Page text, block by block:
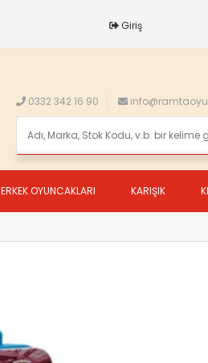
Giriş
0332 342 16 90
ERKEK OYUNCAKLARI KARIŞIK